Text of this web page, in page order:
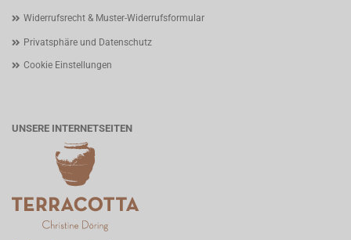
Widerrufsrecht & Muster-Widerrufsformular
Privatsphäre und Datenschutz
Cookie Einstellungen
UNSERE INTERNETSEITEN